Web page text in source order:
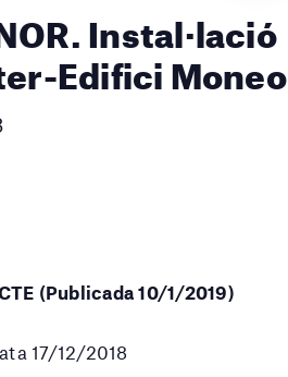
Instal·lació
Edifici Moneo
(Publicada 10/1/2019)
17/12/2018